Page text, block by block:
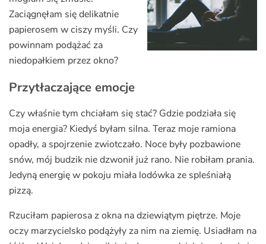
Zaciągnęłam się delikatnie
papierosem w ciszy myśli. Czy
powinnam podążać za
niedopałkiem przez okno?
Przytłaczające emocje
Czy właśnie tym chciałam się stać? Gdzie podziała się
moja energia? Kiedyś byłam silna. Teraz moje ramiona
opadły, a spojrzenie zwiotczało. Noce były pozbawione
snów, mój budzik nie dzwonił już rano. Nie robiłam prania.
Jedyną energię w pokoju miała lodówka ze spleśniałą
pizzą.
Rzuciłam papierosa z okna na dziewiątym piętrze. Moje
oczy marzycielsko podążyły za nim na ziemię. Usiadłam na